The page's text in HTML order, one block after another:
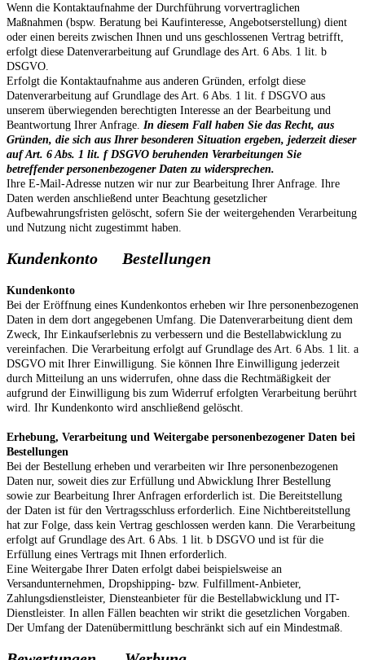
Wenn die Kontaktaufnahme der Durchführung vorvertraglichen
Maßnahmen (bspw. Beratung bei Kaufinteresse, Angebotserstellung) dient
oder einen bereits zwischen Ihnen und uns geschlossenen Vertrag betrifft,
erfolgt diese Datenverarbeitung auf Grundlage des Art. 6 Abs. 1 lit. b
DSGVO.
Erfolgt die Kontaktaufnahme aus anderen Gründen, erfolgt diese
Datenverarbeitung auf Grundlage des Art. 6 Abs. 1 lit. f DSGVO aus
unserem überwiegenden berechtigten Interesse an der Bearbeitung und
Beantwortung Ihrer Anfrage. In diesem Fall haben Sie das Recht, aus
Gründen, die sich aus Ihrer besonderen Situation ergeben, jederzeit dieser
auf Art. 6 Abs. 1 lit. f DSGVO beruhenden Verarbeitungen Sie
betreffender personenbezogener Daten zu widersprechen.
Ihre E-Mail-Adresse nutzen wir nur zur Bearbeitung Ihrer Anfrage. Ihre
Daten werden anschließend unter Beachtung gesetzlicher
Aufbewahrungsfristen gelöscht, sofern Sie der weitergehenden Verarbeitung
und Nutzung nicht zugestimmt haben.
Kundenkonto Bestellungen
Kundenkonto
Bei der Eröffnung eines Kundenkontos erheben wir Ihre personenbezogenen
Daten in dem dort angegebenen Umfang. Die Datenverarbeitung dient dem
Zweck, Ihr Einkaufserlebnis zu verbessern und die Bestellabwicklung zu
vereinfachen. Die Verarbeitung erfolgt auf Grundlage des Art. 6 Abs. 1 lit. a
DSGVO mit Ihrer Einwilligung. Sie können Ihre Einwilligung jederzeit
durch Mitteilung an uns widerrufen, ohne dass die Rechtmäßigkeit der
aufgrund der Einwilligung bis zum Widerruf erfolgten Verarbeitung berührt
wird. Ihr Kundenkonto wird anschließend gelöscht.
Erhebung, Verarbeitung und Weitergabe personenbezogener Daten bei
Bestellungen
Bei der Bestellung erheben und verarbeiten wir Ihre personenbezogenen
Daten nur, soweit dies zur Erfüllung und Abwicklung Ihrer Bestellung
sowie zur Bearbeitung Ihrer Anfragen erforderlich ist. Die Bereitstellung
der Daten ist für den Vertragsschluss erforderlich. Eine Nichtbereitstellung
hat zur Folge, dass kein Vertrag geschlossen werden kann. Die Verarbeitung
erfolgt auf Grundlage des Art. 6 Abs. 1 lit. b DSGVO und ist für die
Erfüllung eines Vertrags mit Ihnen erforderlich.
Eine Weitergabe Ihrer Daten erfolgt dabei beispielsweise an
Versandunternehmen, Dropshipping- bzw. Fulfillment-Anbieter,
Zahlungsdienstleister, Diensteanbieter für die Bestellabwicklung und IT-
Dienstleister. In allen Fällen beachten wir strikt die gesetzlichen Vorgaben.
Der Umfang der Datenübermittlung beschränkt sich auf ein Mindestmaß.